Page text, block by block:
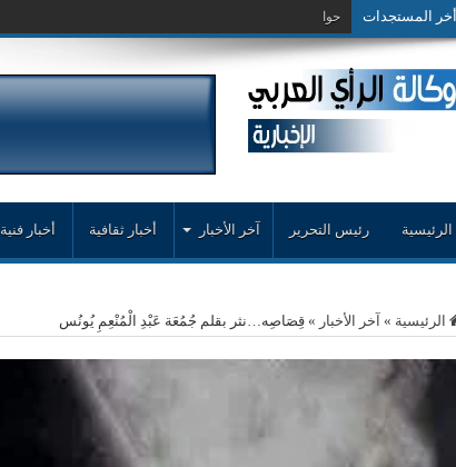
أخر المستجدات حوار حول التجربة الن
الرئيسية رئيس التحرير آخر الأخبار أخبار ثقافية أخبار فنية
الرئيسية » آخر الأخبار »قِصَاصِه…نثر بقلم جُمُعَة عَبْدِ الْمُنْعِمِ يُونُس